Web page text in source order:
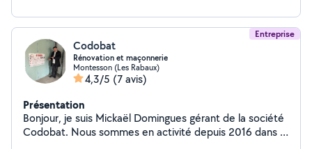
Entreprise
Codobat
Rénovation et maçonnerie
Montesson (Les Rabaux)
4,3/5 (7 avis)
Présentation
Bonjour, je suis Mickaël Domingues gérant de la société
Codobat. Nous sommes en activité depuis 2016 dans la